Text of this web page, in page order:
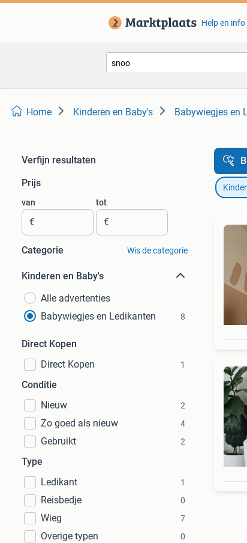
Help en info
Home Kinderen en Baby's Babywiegjes en
Verfijn resultaten
Prijs
van
€
tot
€
Categorie Wis de categorie
Kinderen en Baby's
Alle advertenties
Babywiegjes en Ledikanten
8
Direct Kopen
Direct Kopen
1
Conditie
Nieuw
2
Zo goed als nieuw 4
Gebruikt 2
Type
Ledikant
1
Reisbedje 0
Wieg 7
Overige typen 0